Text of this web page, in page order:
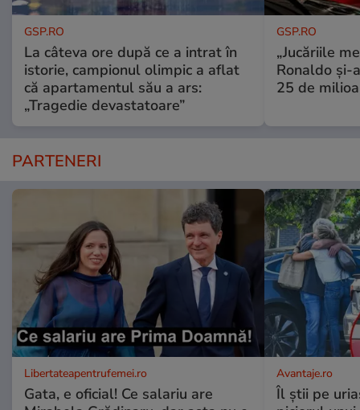
GSP.RO
La câteva ore după ce a intrat în
istorie, campionul olimpic a aflat
că apartamentul său a ars:
„Tragedie devastatoare”
GSP.RO
„Jucăriile
Ronaldo și-
25 de
PARTENERI
Libertateapentrufemei.ro
Gata, e oficial! Ce salariu are
Avantaje.ro
Îl știi pe